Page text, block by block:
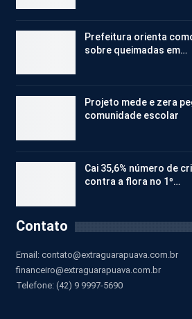
Prefeitura orienta
sobre queimadas em…
Projeto mede e zera
comunidade escolar
Cai 35,6% número de
contra a flora no 1º…
Contato
Email: contato@extraguarapuava.com.br
financeiro@extraguarapuava.com.br
Telefone: (42) 9 9997-5690